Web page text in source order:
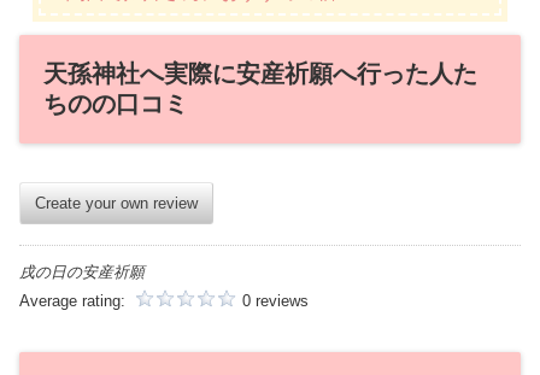
天孫神社へ実際に安産祈願へ行った人た
ちのの口コミ
Create your own review
戌の日の安産祈願
Average rating:
0 reviews